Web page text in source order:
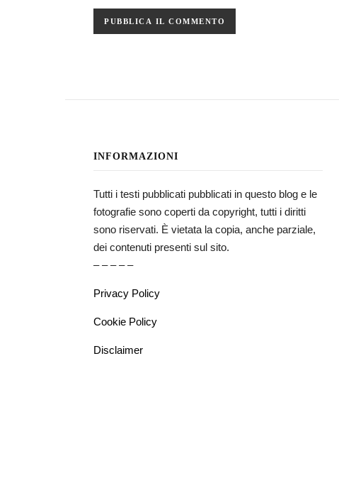
INFORMAZIONI
Tutti i testi pubblicati pubblicati in questo blog e le
fotografie sono coperti da copyright, tutti i diritti
sono riservati. È vietata la copia, anche parziale,
dei contenuti presenti sul sito.
– – – – –
Privacy Policy
Cookie Policy
Disclaimer